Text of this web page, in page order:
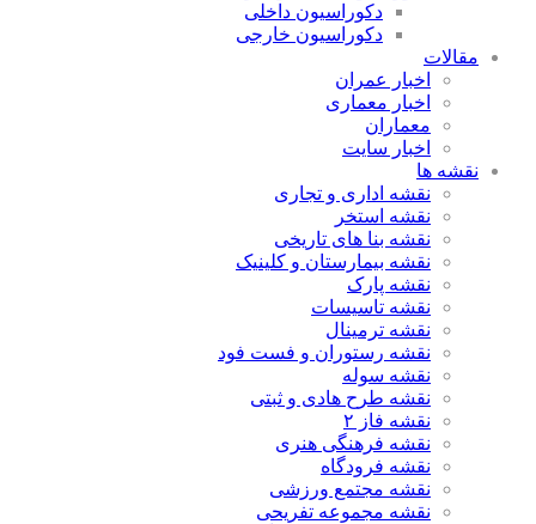
دکوراسیون داخلی
دکوراسیون خارجی
مقالات
اخبار عمران
اخبار معماری
معماران
اخبار سایت
نقشه ها
نقشه اداری و تجاری
نقشه استخر
نقشه بنا های تاریخی
نقشه بیمارستان و کلینیک
نقشه پارک
نقشه تاسیسات
نقشه ترمینال
نقشه رستوران و فست فود
نقشه سوله
نقشه طرح هادی و ثبتی
نقشه فاز ۲
نقشه فرهنگی هنری
نقشه فرودگاه
نقشه مجتمع ورزشی
نقشه مجموعه تفریحی